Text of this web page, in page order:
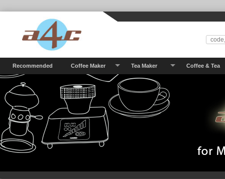
Recommended Coffee Maker Tea Maker Coffee & Tea